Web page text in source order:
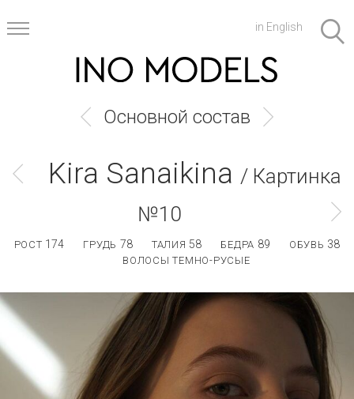
in English
Основной состав
Kira Sanaikina / Картинка
№10
РОСТ 174 ГРУДЬ 78 ТАЛИЯ 58 БЕДРА 89 ОБУВЬ 38
ВОЛОСЫ ТЕМНО-РУСЫЕ